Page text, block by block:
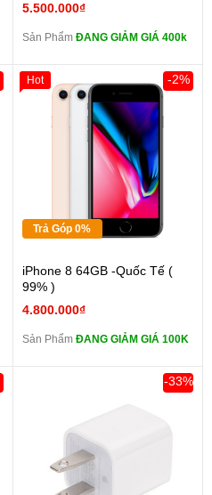
5.500.000₫
Sản Phẩm ĐANG GIẢM GIÁ 400k
Trả Góp 0%
iPhone 8 64GB -Quốc Tế (
99% )
4.800.000₫
-2%
Sản Phẩm ĐANG GIẢM GIÁ 100K
Hot
-33%